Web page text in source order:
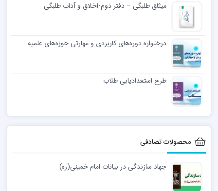
میثاق طلبگی – دفتر دوم-اخلاق و آداب طلبگی
درختواره دوره‌های کاربردی و مهارتی حوزه‌های علمیه
طرح استعدادیابی طلاب
محصولات تصادفی
جهاد سازندگی در بیانات امام خمینی(ره)